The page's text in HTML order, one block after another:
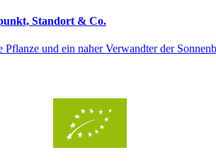
Standort & Co.
Pflanze und ein naher Verwandter der